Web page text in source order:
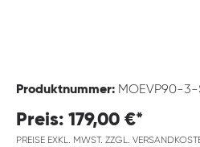
Produktnummer: MOEVP90-3-
Preis: 179,00 €*
PREISE EXKL. MWST. ZZGL.